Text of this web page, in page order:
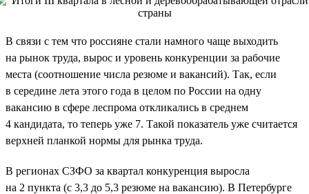
В связи с тем что россияне стали намного чаще выходить
на рынок труда, вырос и уровень конкуренции за рабочие
места (соотношение числа резюме и вакансий). Так, если
в середине лета этого года в целом по России на одну
вакансию в сфере леспрома откликались в среднем
4 кандидата, то теперь уже 7. Такой показатель уже считается
верхней планкой нормы для рынка труда.
В регионах СЗФО за квартал конкуренция выросла
на 2 пункта (с 3,3 до 5,3 резюме на вакансию). В Петербурге